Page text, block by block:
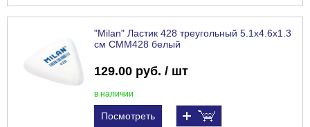
"Milan" Ластик 428 треугольный 5.1х4.6х1.3
см CMM428 белый
129.00 руб. / шт
в наличии
Посмотреть